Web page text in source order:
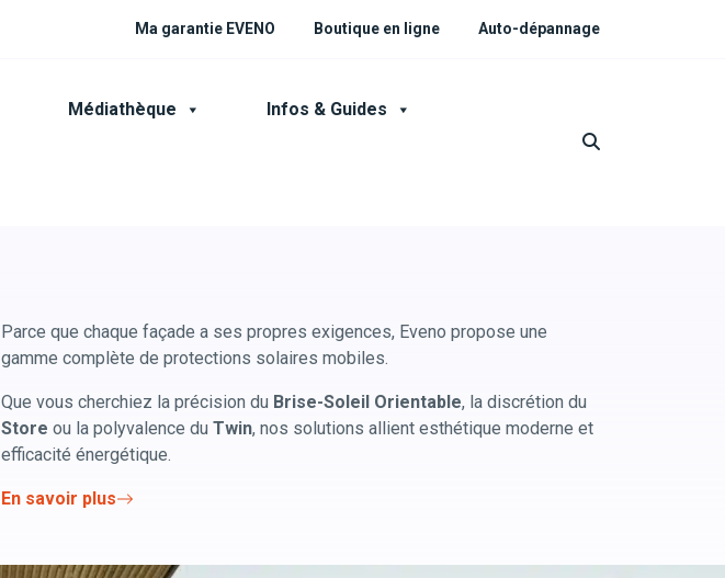
Ma garantie EVENO Boutique en ligne Auto-dépannage
Médiathèque Infos & Guides
Parce que chaque façade a ses propres exigences, Eveno propose une
gamme complète de protections solaires mobiles.
Que vous cherchiez la précision du Brise-Soleil Orientable, la discrétion du
Store ou la polyvalence du Twin, nos solutions allient esthétique moderne et
efficacité énergétique.
En savoir plus